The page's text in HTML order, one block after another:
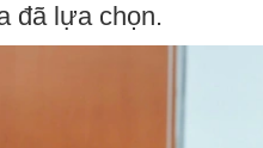
đã lựa chọn.